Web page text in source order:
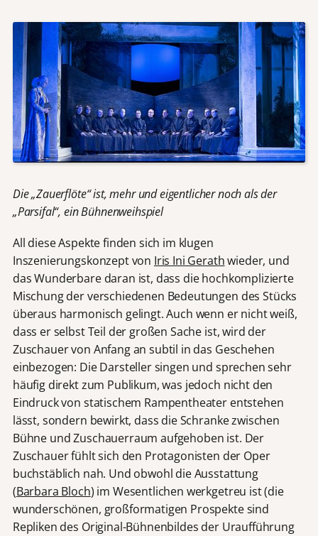
Die „Zauerflöte“ ist, mehr und eigentlicher noch als der
„Parsifal“, ein Bühnenweihspiel
All diese Aspekte finden sich im klugen
Inszenierungskonzept von Iris Ini Gerathwieder, und
das Wunderbare daran ist, dass die hochkomplizierte
Mischung der verschiedenen Bedeutungen des Stücks
überaus harmonisch gelingt. Auch wenn er nicht weiß,
dass er selbst Teil der großen Sache ist, wird der
Zuschauer von Anfang an subtil in das Geschehen
einbezogen: Die Darsteller singen und sprechen sehr
häufig direkt zum Publikum, was jedoch nicht den
Eindruck von statischem Rampentheater entstehen
lässt, sondern bewirkt, dass die Schranke zwischen
Bühne und Zuschauerraum aufgehoben ist. Der
Zuschauer fühlt sich den Protagonisten der Oper
buchstäblich nah. Und obwohl die Ausstattung
(Barbara Bloch) im Wesentlichen werkgetreu ist (die
wunderschönen, großformatigen Prospekte sind
Repliken des Original-Bühnenbildes der Uraufführung